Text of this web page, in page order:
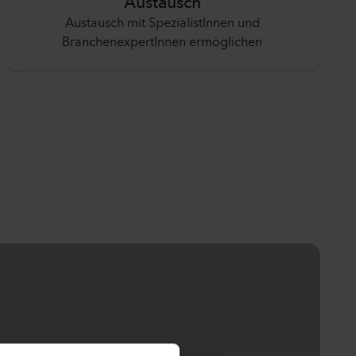
Austausch
Austausch mit SpezialistInnen und
BranchenexpertInnen ermöglichen